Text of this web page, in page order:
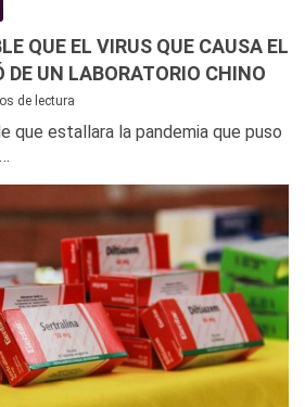
QUE EL VIRUS QUE CAUSA EL
DE UN LABORATORIO CHINO
de lectura
que estallara la pandemia que puso